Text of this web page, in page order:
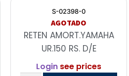
S-02398-0
AGOTADO
RETEN AMORT.YAMAHA
UR.150 RS. D/E
Login see prices